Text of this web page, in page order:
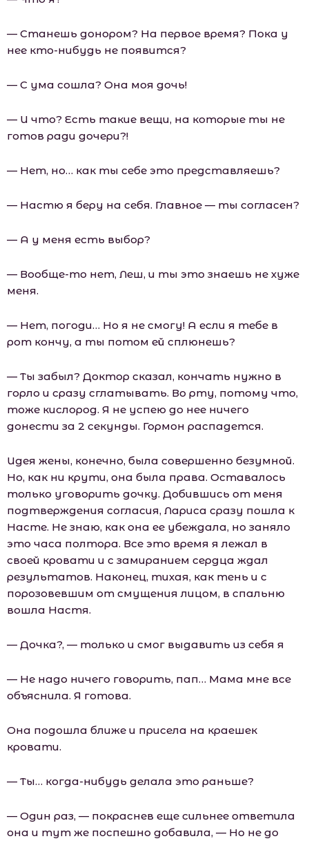
— Станешь донором? На первое время? Пока у
нее кто-нибудь не появится?
— С ума сошла? Она моя дочь!
— И что? Есть такие вещи, на которые ты не
готов ради дочери?!
— Нет, но… как ты себе это представляешь?
— Настю я беру на себя. Главное — ты согласен?
— А у меня есть выбор?
— Вообще-то нет, Леш, и ты это знаешь не хуже
меня.
— Нет, погоди… Но я не смогу! А если я тебе в
рот кончу, а ты потом ей сплюнешь?
— Ты забыл? Доктор сказал, кончать нужно в
горло и сразу сглатывать. Во рту, потому что,
тоже кислород. Я не успею до нее ничего
донести за 2 секунды. Гормон распадется.
Идея жены, конечно, была совершенно безумной.
Но, как ни крути, она была права. Оставалось
только уговорить дочку. Добившись от меня
подтверждения согласия, Лариса сразу пошла к
Насте. Не знаю, как она ее убеждала, но заняло
это часа полтора. Все это время я лежал в
своей кровати и с замиранием сердца ждал
результатов. Наконец, тихая, как тень и с
порозовевшим от смущения лицом, в спальню
вошла Настя.
— Дочка?, — только и смог выдавить из себя я
— Не надо ничего говорить, пап… Мама мне все
объяснила. Я готова.
Она подошла ближе и присела на краешек
кровати.
— Ты… когда-нибудь делала это раньше?
— Один раз, — покраснев еще сильнее ответила
она и тут же поспешно добавила, — Но не до